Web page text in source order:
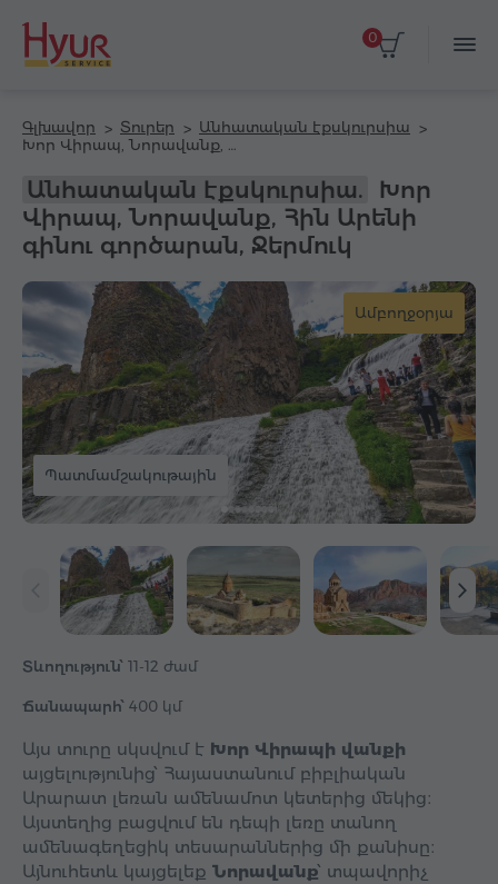
0
Գլխավոր Տուրեր
Անհատական էքսկուրսիա
Անհատական էքսկուրսիա.
Խոր
Վիրապ, Նորավանք, Հին Արենի
գինու գործարան, Ջերմուկ
Ամբողջօրյա
Պատմամշակութային
Տևողություն՝ 11-12 ժամ
Ճանապարհ՝ 400 կմ
Այս տուրը սկսվում է Խոր Վիրապի վանքի
այցելությունից՝ Հայաստանում բիբլիական
Արարատ լեռան ամենամոտ կետերից մեկից։
Այստեղից բացվում են դեպի լեռը տանող
ամենագեղեցիկ տեսարաններից մի քանիսը։
Այնուհետև կայցելեք Նորավանք՝ տպավորիչ